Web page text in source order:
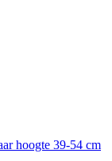
hoogte 39-54 cm